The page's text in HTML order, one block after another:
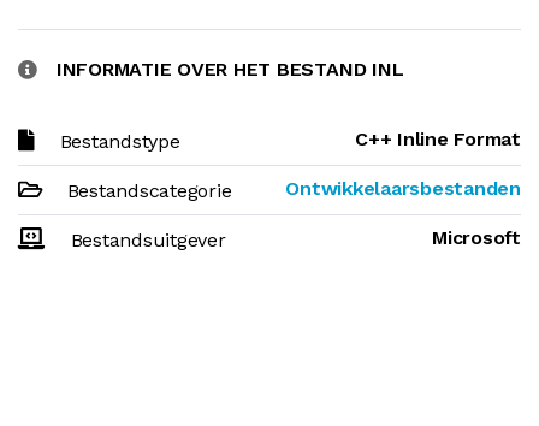
INFORMATIE OVER HET BESTAND INL
Bestandstype C++ Inline Format
Bestandscategorie Ontwikkelaarsbestanden
Bestandsuitgever Microsoft